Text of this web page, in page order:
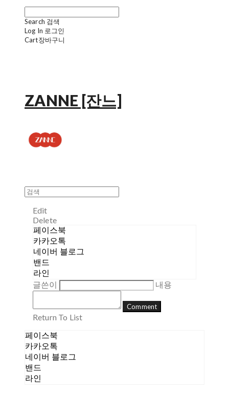
Search 검색
Log In 로그인
Cart장바구니
ZANNE [잔느]
Edit
Delete
페이스북
카카오톡
네이버 블로그
밴드
라인
글쓴이 내용
Comment
Return To List
페이스북
카카오톡
네이버 블로그
밴드
라인